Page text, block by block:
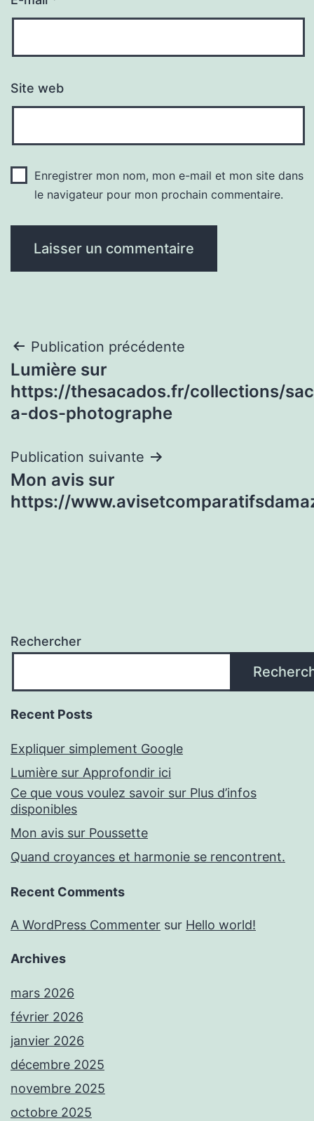
Site web
Enregistrer mon nom, mon e-mail et mon site dans
le navigateur pour mon prochain commentaire.
Navigation
de
l’article
Publication précédente
Lumière sur
https://thesacados.fr/collections/
a-dos-photographe
Publication suivante
Mon avis sur
https://
Rechercher
Recent Posts
Expliquer simplement Google
Lumière sur Approfondir ici
Ce que vous voulez savoir sur Plus d’infos
disponibles
Mon avis sur Poussette
Quand croyances et harmonie se rencontrent.
Recent Comments
A WordPress Commenter sur Hello world!
Archives
mars 2026
février 2026
janvier 2026
décembre 2025
novembre 2025
octobre 2025